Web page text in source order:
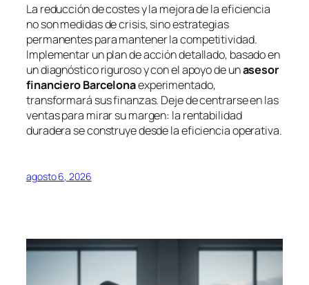
La reducción de costes y la mejora de la eficiencia
no son medidas de crisis, sino estrategias
permanentes para mantener la competitividad.
Implementar un plan de acción detallado, basado en
un diagnóstico riguroso y con el apoyo de unasesor
financiero Barcelonaexperimentado,
transformará sus finanzas. Deje de centrarse en las
ventas para mirar su margen: la rentabilidad
duradera se construye desde la eficiencia operativa.
agosto 6, 2026